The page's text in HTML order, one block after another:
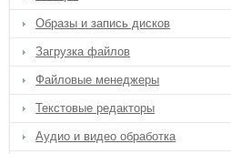
Образы и запись дисков
Загрузка файлов
Файловые менеджеры
Текстовые редакторы
Аудио и видео обработка